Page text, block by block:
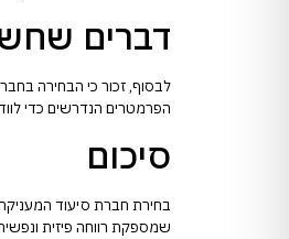
דברים
לבסוף, זכור כי הבחירה
הפרמטרים הנדרשים כדי
סיכום
בחירת חברת סיעוד
שמספקת רווחה פיזית